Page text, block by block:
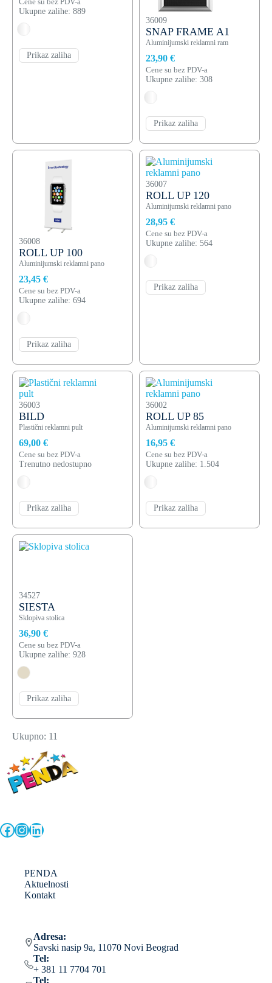
Cene su bez PDV-a
Ukupne zalihe: 889
Prikaz zaliha
36009
SNAP FRAME A1
Aluminijumski reklamni ram
23,90 €
Cene su bez PDV-a
Ukupne zalihe: 308
Prikaz zaliha
36008
ROLL UP 100
Aluminijumski reklamni pano
23,45 €
Cene su bez PDV-a
Ukupne zalihe: 694
Prikaz zaliha
36007
ROLL UP 120
Aluminijumski reklamni pano
28,95 €
Cene su bez PDV-a
Ukupne zalihe: 564
Prikaz zaliha
36003
BILD
Plastični reklamni pult
69,00 €
Cene su bez PDV-a
Trenutno nedostupno
Prikaz zaliha
36002
ROLL UP 85
Aluminijumski reklamni pano
16,95 €
Cene su bez PDV-a
Ukupne zalihe: 1.504
Prikaz zaliha
34527
SIESTA
Sklopiva stolica
36,90 €
Cene su bez PDV-a
Ukupne zalihe: 928
Prikaz zaliha
Ukupno: 11
Facebook
Instagram
LinkedIn
PENDA
Aktuelnosti
Kontakt
Adresa:
Savski nasip 9a, 11070 Novi Beograd
Tel:
+ 381 11 7704 701
Tel: